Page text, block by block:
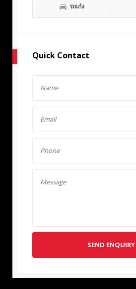
รถเก๋ง
Quick Contact
SEND ENQUIRY